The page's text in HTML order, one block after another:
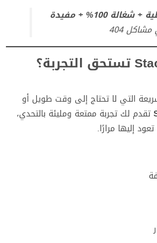
داخلية + شغالة 100% + مفيدة
404
التي لا تحتاج إلى وقت طويل أو
تقدم لك تجربة ممتعة ومليئة بالتحدي،
إليها مرارًا.